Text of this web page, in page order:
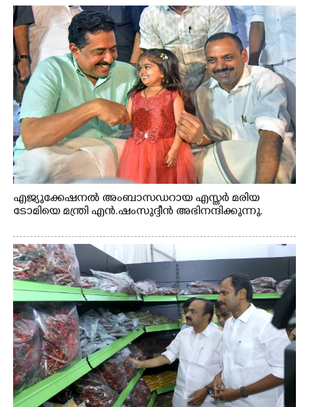
എജ്യുക്കേഷനൽ അംബാസഡറായ എസ്തർ മരിയ
ടോമിയെ മന്ത്രി എൻ.ഷംസുദ്ദീൻ അഭിനന്ദിക്കുന്നു.